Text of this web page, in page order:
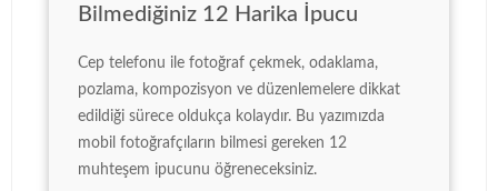
Bilmediğiniz 12 Harika İpucu
Cep telefonu ile fotoğraf çekmek, odaklama,
pozlama, kompozisyon ve düzenlemelere dikkat
edildiği sürece oldukça kolaydır. Bu yazımızda
mobil fotoğrafçıların bilmesi gereken 12
muhteşem ipucunu öğreneceksiniz.